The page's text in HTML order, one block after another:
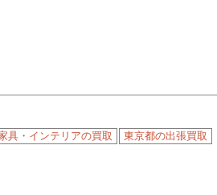
具・インテリアの買取
東京都の出張買取